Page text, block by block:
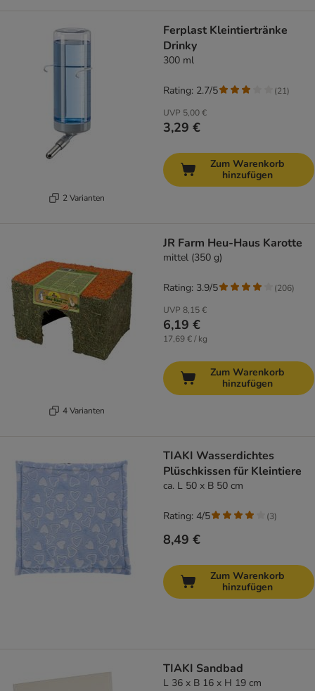
2 Varianten
Ferplast Kleintiertränke
Drinky
300 ml
UVP 5,00 €
3,29 €
Rating: 2.7/5 (21)
Zum Warenkorb
hinzufügen
4 Varianten
JR Farm Heu-Haus Karotte
mittel (350 g)
UVP 8,15 €
6,19 €
17,69 € / kg
Rating: 3.9/5 (206)
Zum Warenkorb
hinzufügen
TIAKI Wasserdichtes
Plüschkissen für Kleintiere
ca. L 50 x B 50 cm
8,49 €
Rating: 4/5 (3)
Zum Warenkorb
hinzufügen
TIAKI Sandbad
L 36 x B 16 x H 19 cm